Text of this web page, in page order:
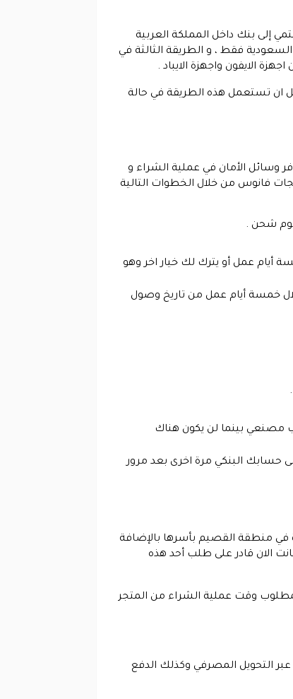
إلى بنك داخل المملكة العربية
فقط ، و الطريقة الثالثة في
الايفون واجهزة الايباد .
ان تستعمل هذه الطريقة في حالة
وسائل الأمان في عملية الشراء و
فانوس من خلال الخطوات التالية
شحن .
أيام عمل أو يترك لك خيار اخر وهو
خمسة أيام عمل من تاريخ وصول
مصنعي بينما لن يكون هناك
حسابك البنكي مرة اخرى بعد مرور
1 و هو عبارة عن أكبر صالة عرض للإنارة في منطقة القصيم بأسرها بالإضافة
فانت الان قادر على طلب أحد هذه
وقت عملية الشراء من المتجر
التحويل المصرفي وكذلك الدفع